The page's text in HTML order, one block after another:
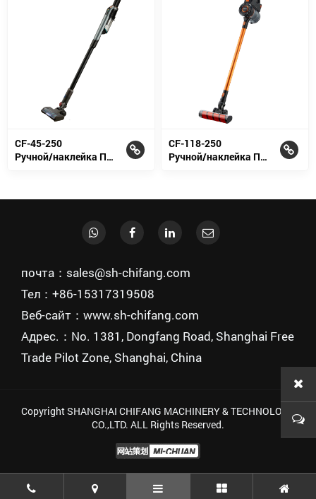
CF-45-250
Ручной/наклейка Пылесос 2 в 1
CF-118-250
Ручной/наклейка Пылесос 2 в 1
почта：sales@sh-chifang.com
Тел：+86-15317319508
Веб-сайт：www.sh-chifang.com
Адрес.：No. 1381, Dongfang Road, Shanghai Free
Trade Pilot Zone, Shanghai, China
Copyright SHANGHAI CHIFANG MACHINERY & TECHNOLOGY
CO.,LTD. ALL Rights Reserved.